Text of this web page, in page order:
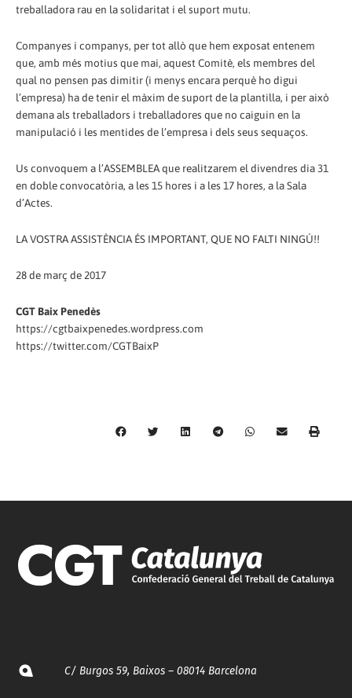
treballadora rau en la solidaritat i el suport mutu.
Companyes i companys, per tot allò que hem exposat entenem
que, amb més motius que mai, aquest Comitè, els membres del
qual no pensen pas dimitir (i menys encara perquè ho digui
l’empresa) ha de tenir el màxim de suport de la plantilla, i per això
demana als treballadors i treballadores que no caiguin en la
manipulació i les mentides de l’empresa i dels seus sequaços.
Us convoquem a l’ASSEMBLEA que realitzarem el divendres dia 31
en doble convocatòria, a les 15 hores i a les 17 hores, a la Sala
d’Actes.
LA VOSTRA ASSISTÈNCIA ÉS IMPORTANT, QUE NO FALTI NINGÚ!!
28 de març de 2017
CGT Baix Penedès
https://cgtbaixpenedes.wordpress.com
https://twitter.com/CGTBaixP
C/ Burgos 59, Baixos – 08014 Barcelona